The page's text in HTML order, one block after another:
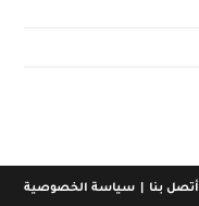
أتصل بنا سياسة الخصوصية